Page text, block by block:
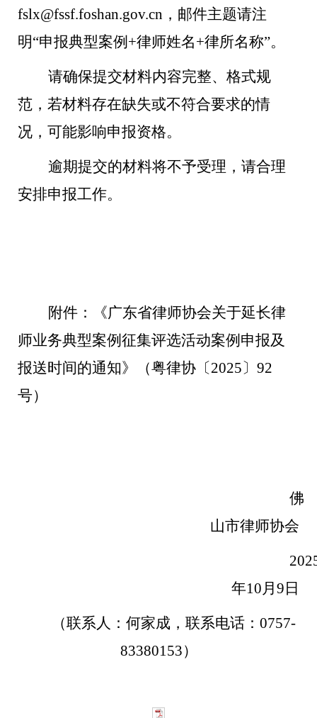
fslx@fssf.foshan.gov.cn， 邮件主题请注
明“申报典型案例 +律师姓名+律所名称”。
请确保提交材料内容完整、格式规
范，若材料存在缺失或不符合要求的情
况，可能影响申报资格。
逾期提交的材料将不予受理，请合理
安排申报工作。
附件：《广东省律师协会关于延长律
师业务典型案例征集评选活动案例申报及
报送时间的通知》（粤律协〔2025〕92
号）
佛
山市律师协会
年10月9日
（联系人： 何家成 ，联系电话： 0757-
83380153）